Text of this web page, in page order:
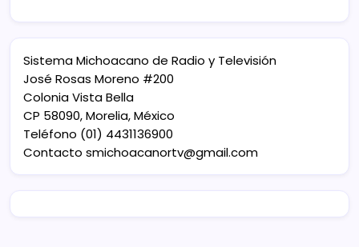
Sistema Michoacano de Radio y Televisión
José Rosas Moreno #200
Colonia Vista Bella
CP 58090, Morelia, México
Teléfono (01) 4431136900
Contacto smichoacanortv@gmail.com